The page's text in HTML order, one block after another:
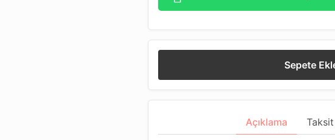
Sepete
Açıklama